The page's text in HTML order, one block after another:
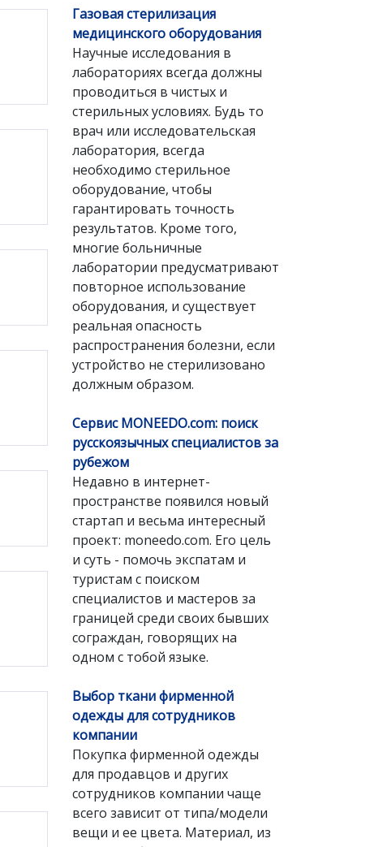
Газовая стерилизация
медицинского оборудования
Научные исследования в
лабораториях всегда должны
проводиться в чистых и
стерильных условиях. Будь то
врач или исследовательская
лаборатория, всегда
необходимо стерильное
оборудование, чтобы
гарантировать точность
результатов. Кроме того,
многие больничные
лаборатории предусматривают
повторное использование
оборудования, и существует
реальная опасность
распространения болезни, если
устройство не стерилизовано
должным образом.
Сервис MONEEDO.com: поиск
русскоязычных специалистов за
рубежом
Недавно в интернет-
пространстве появился новый
стартап и весьма интересный
проект: moneedo.com. Его цель
и суть - помочь экспатам и
туристам с поиском
специалистов и мастеров за
границей среди своих бывших
сограждан, говорящих на
одном с тобой языке.
Выбор ткани фирменной
одежды для сотрудников
компании
Покупка фирменной одежды
для продавцов и других
сотрудников компании чаще
всего зависит от типа/модели
вещи и ее цвета. Материал, из